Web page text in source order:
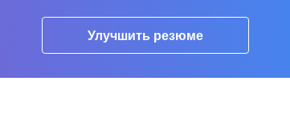
Улучшить резюме